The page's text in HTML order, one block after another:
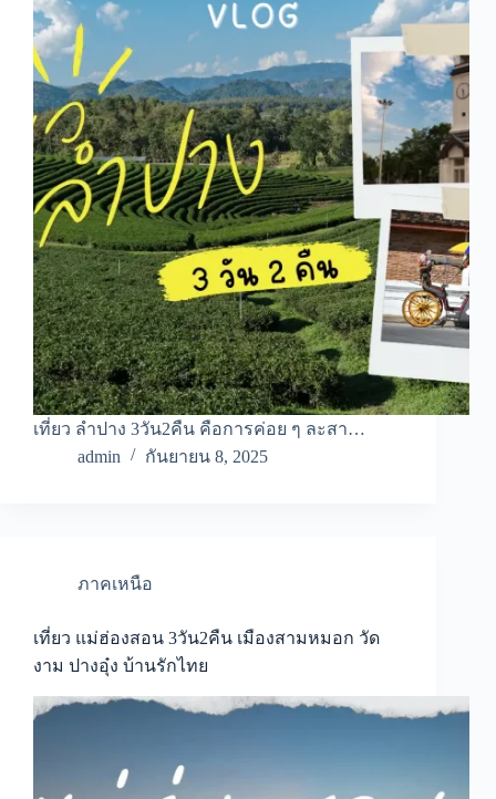
เที่ยว ลำปาง 3วัน2คืน คือการค่อย ๆ ละสา…
admin
กันยายน 8, 2025
ภาคเหนือ
เที่ยว แม่ฮ่องสอน 3วัน2คืน เมืองสามหมอก วัด
งาม ปางอุ๋ง บ้านรักไทย